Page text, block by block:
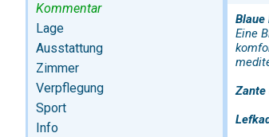
Kommentar
Lage
Ausstattung
Zimmer
Verpflegung
Sport
Info
Blaue
Eine
Zante